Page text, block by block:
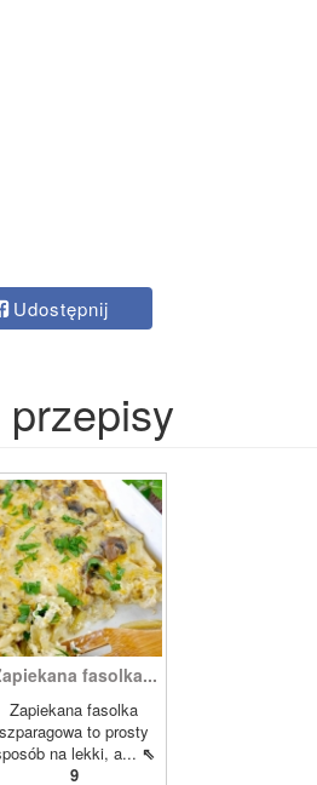
Udostępnij
fasolka...
Zapiekana fasolka
szparagowa to prosty
na lekki, a... ⇖
9